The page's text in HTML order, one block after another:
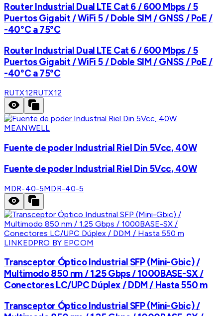
Router Industrial Dual LTE Cat 6 / 600 Mbps / 5
Puertos Gigabit / WiFi 5 / Doble SIM / GNSS / PoE /
-40°C a 75°C
Router Industrial Dual LTE Cat 6 / 600 Mbps / 5
Puertos Gigabit / WiFi 5 / Doble SIM / GNSS / PoE /
-40°C a 75°C
RUTX12RUTX12
MEANWELL
Fuente de poder Industrial Riel Din 5Vcc, 40W
Fuente de poder Industrial Riel Din 5Vcc, 40W
MDR-40-5MDR-40-5
LINKEDPRO BY EPCOM
Transceptor Óptico Industrial SFP (Mini-Gbic) /
Multimodo 850 nm / 1.25 Gbps / 1000BASE-SX /
Conectores LC/UPC Dúplex / DDM / Hasta 550 m
Transceptor Óptico Industrial SFP (Mini-Gbic) /